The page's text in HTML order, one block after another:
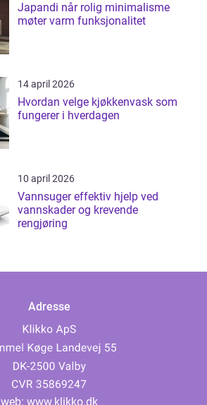
Japandi når rolig minimalisme
møter varm funksjonalitet
14 april 2026
Hvordan velge kjøkkenvask som
fungerer i hverdagen
10 april 2026
Vannsuger effektiv hjelp ved
vannskader og krevende
rengjøring
Adresse
web: www.klikko.dk